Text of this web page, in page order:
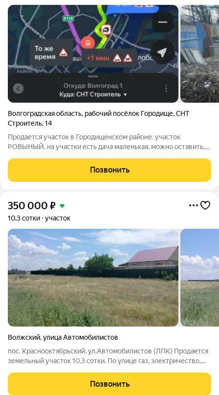
Волгоградская область, рабочий посёлок Городище,СНТ
Строитель,14
Продается участок в Городищенском районе. участок
РОВЫНЫЙ. на участки есть дача маленькая, можно оставить,
дерево, абрикос 1, яблоня, слива, Грушина, крыжовник, малина,
черная смородина, виноград
Позвонить
350 000 ₽
10,3 сотки участок
Волжский,улица Автомобилистов
пос. Краснооктябрьский, ул.Автомобилистов (ЛПК) Продается
земельный участок 10,3 сотки. По улице газ, электричество,
право зарегистрировано в Росреестре. Земли под
индивидуальное жилищное
Позвонить